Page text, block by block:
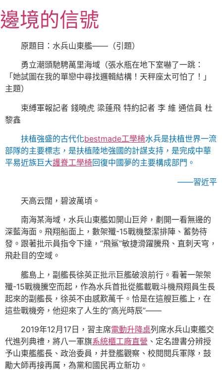
至
主
邊境的信號
原題目：水兵山東艦——（引題）
勇立潮頭馳騁萬里海域（張水瓶在地下室嚇了一跳：
「她試圖在我的單戀中尋找邏輯結構！天秤座太可怕了！」
主題）
束縛軍報記者 錢曉虎 梁蓬飛 特約記者 李 維 通信員 杜
黎鑫
扶植強盛的古代化bestmade工學椅水兵是扶植世界一流
部隊的主要標志，是扶植陸地強國的計謀支持，是完成中華
平易近族巨大護脊工學椅回復中國夢的主要構成部門。
——習近平
天高云闊，碧波萬頃。
南海某海域，水兵山東艦如開山巨斧，劃開一看無邊的
深藍海面。飛翔船面上，數架殲-15戰機整潔排陣、蓄勢待
發。跟著批示員指令下達，“飛鯊”敏捷滑躍騰飛、直刺天穹，
飛赴目的空域。
艦島上，副艦長徐英正批示巨艦破浪前行。看著一架架
殲-15戰機騰空而起，作為水兵首批從艦載戰斗機飛翔員生長
起來的副艦長，徐英不由感歎萬千。恰是在這艘巨艦上，在
這些戰機旁，他迎來了人生的“高光時辰”——
2019年12月17日，習主席電動升降桌列席水兵山東艦交
代進列典禮，將八一軍旗系統櫃工廠直營 、定名證書分辨授
予山東艦艦長、政治委員，并登艦觀察、校閱閱兵軍隊，鼓
勵大師再接再厲，為黨和國民再立新功。